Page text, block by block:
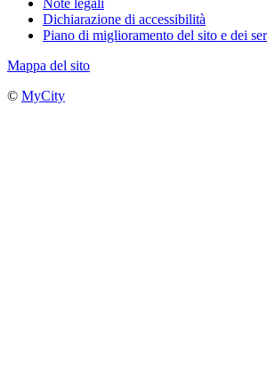
Dichiarazione di accessibilità
Piano di miglioramento del sito e dei
Mappa del sito
© MyCity